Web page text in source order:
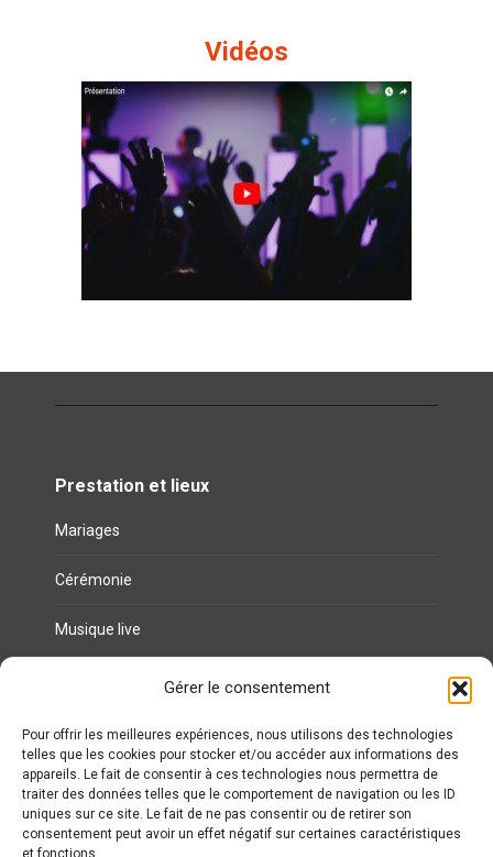
Gérer le consentement
Pour offrir les meilleures expériences, nous utilisons des technologies
telles que les cookies pour stocker et/ou accéder aux informations des
appareils. Le fait de consentir à ces technologies nous permettra de
traiter des données telles que le comportement de navigation ou les ID
uniques sur ce site. Le fait de ne pas consentir ou de retirer son
consentement peut avoir un effet négatif sur certaines caractéristiques
et fonctions.
Vidéos
Prestation et lieux
Mariages
Cérémonie
Musique live
Politique de cookies (UE)
Politique de confidentialité
Mentions légales